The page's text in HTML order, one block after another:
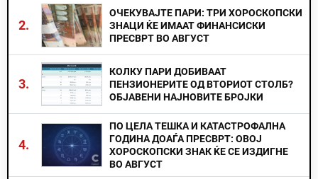
2.
ОЧЕКУВАЈТЕ ПАРИ: ТРИ ХОРОСКОПСКИ
ЗНАЦИ ЌЕ ИМААТ ФИНАНСИСКИ
ПРЕСВРТ ВО АВГУСТ
3.
КОЛКУ ПАРИ ДОБИВААТ
ПЕНЗИОНЕРИТЕ ОД ВТОРИОТ СТОЛБ?
ОБЈАВЕНИ НАЈНОВИТЕ БРОЈКИ
4.
ПО ЦЕЛА ТЕШКА И КАТАСТРОФАЛНА
ГОДИНА ДОАЃА ПРЕСВРТ: ОВОЈ
ХОРОСКОПСКИ ЗНАК ЌЕ СЕ ИЗДИГНЕ
ВО АВГУСТ